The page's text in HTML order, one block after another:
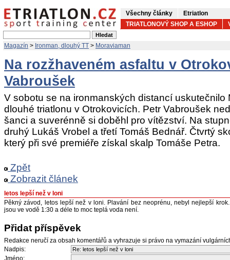
Všechny články
Etriatlon
TRIATLONOVÝ SHOP A ESHOP
Magazín > Ironman, dlouhý TT > Moraviaman
Na rozžhaveném asfaltu v
Vabroušek
V sobotu se na ironmanských distancí uskutečnilo
dlouhé triatlonu v Otrokovicích. Petr Vabroušek
šanci a suverénně si doběhl pro vítězství. Na
druhý Lukáš Vrobel a třetí Tomáš Bednář. Čtvrtý
který při své premiéře získal skalp Tomáše Petra.
Zpět
Zobrazit článek
letos lepší než v loni
Pěkný závod, letos lepší než v loni. Plavání bez neoprénu, nebyl nejlepší
jsou ve vodě 1:30 a déle to moc teplá voda není.
Přidat příspěvek
Redakce neručí za obsah komentářů a vyhrazuje si právo na vymazání
Nadpis:
Jméno: